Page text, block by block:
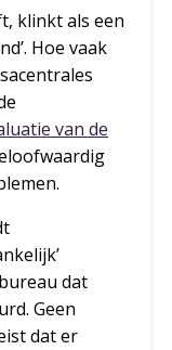
klinkt als een
Hoe vaak
van de
dat
Geen
dat er